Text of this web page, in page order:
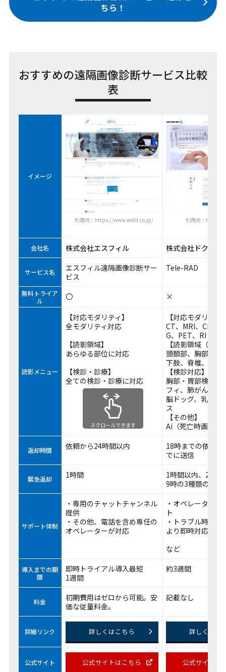
ちら！
おすすめの遠隔画像診断サービス比較
表
イメージ
引用元：https://www.esfill.co.jp/ 引用元：
会社名 株式会社エスフィル 株式会社ドクター
サービス名
エスフィル遠隔画像診断サー
ビス
Tele-RAD
無料トライア
ル
〇 ×
読影メニュー
【対応モダリティ】
全モダリティ対応
【読影領域】
あらゆる部位に対応
【検診・診療】
全ての検診・診療に対応
【対応モダリティ
CT、MRI、CR、
G、PET、RI
【読影領域（CT/
頭頚部、胸部、腹
下肢、脊椎、心臓
【検診対応】
胸部・胃部検診、
フィ、肺がんCT
脳ドッグ、乳腺ト
ス
【その他】
Ai（死亡時画像診
返却時間 依頼から24時間以内
18時までの依頼で
でに送信
緊急返却 1時間
1時間以内、2時間
9時の3種類のオプ
サポート体制
・専用のチャットチャンネル
提供
・その他、電話を含め専任の
オペレーターが対応
・オペレーターに
ト
・トラブル時には
より即時対応
など
導入までの期
間
即時トライアル導入最短
1週間
約3週間
料金
初期費用はゼロから可能。安
価な従量料金。
記載なし
詳細リンク 詳しくはこちら 詳しくはこ
公式サイト 公式サイトはこちら 公式サイトは
スクロールできます